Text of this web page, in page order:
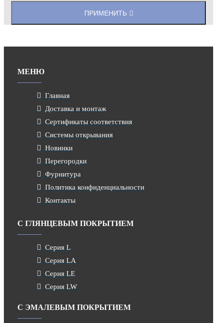
ПРИМЕНИТЬ
МЕНЮ
Главная
Доставка и монтаж
Сертификаты соответствия
Системы открывания
Новинки
Перегородки
Фурнитура
Политика конфиденциальности
Контакты
С ГЛЯНЦЕВЫМ ПОКРЫТИЕМ
Серия L
Серия LA
Серия LE
Серия LW
С ЭМАЛЕВЫМ ПОКРЫТИЕМ